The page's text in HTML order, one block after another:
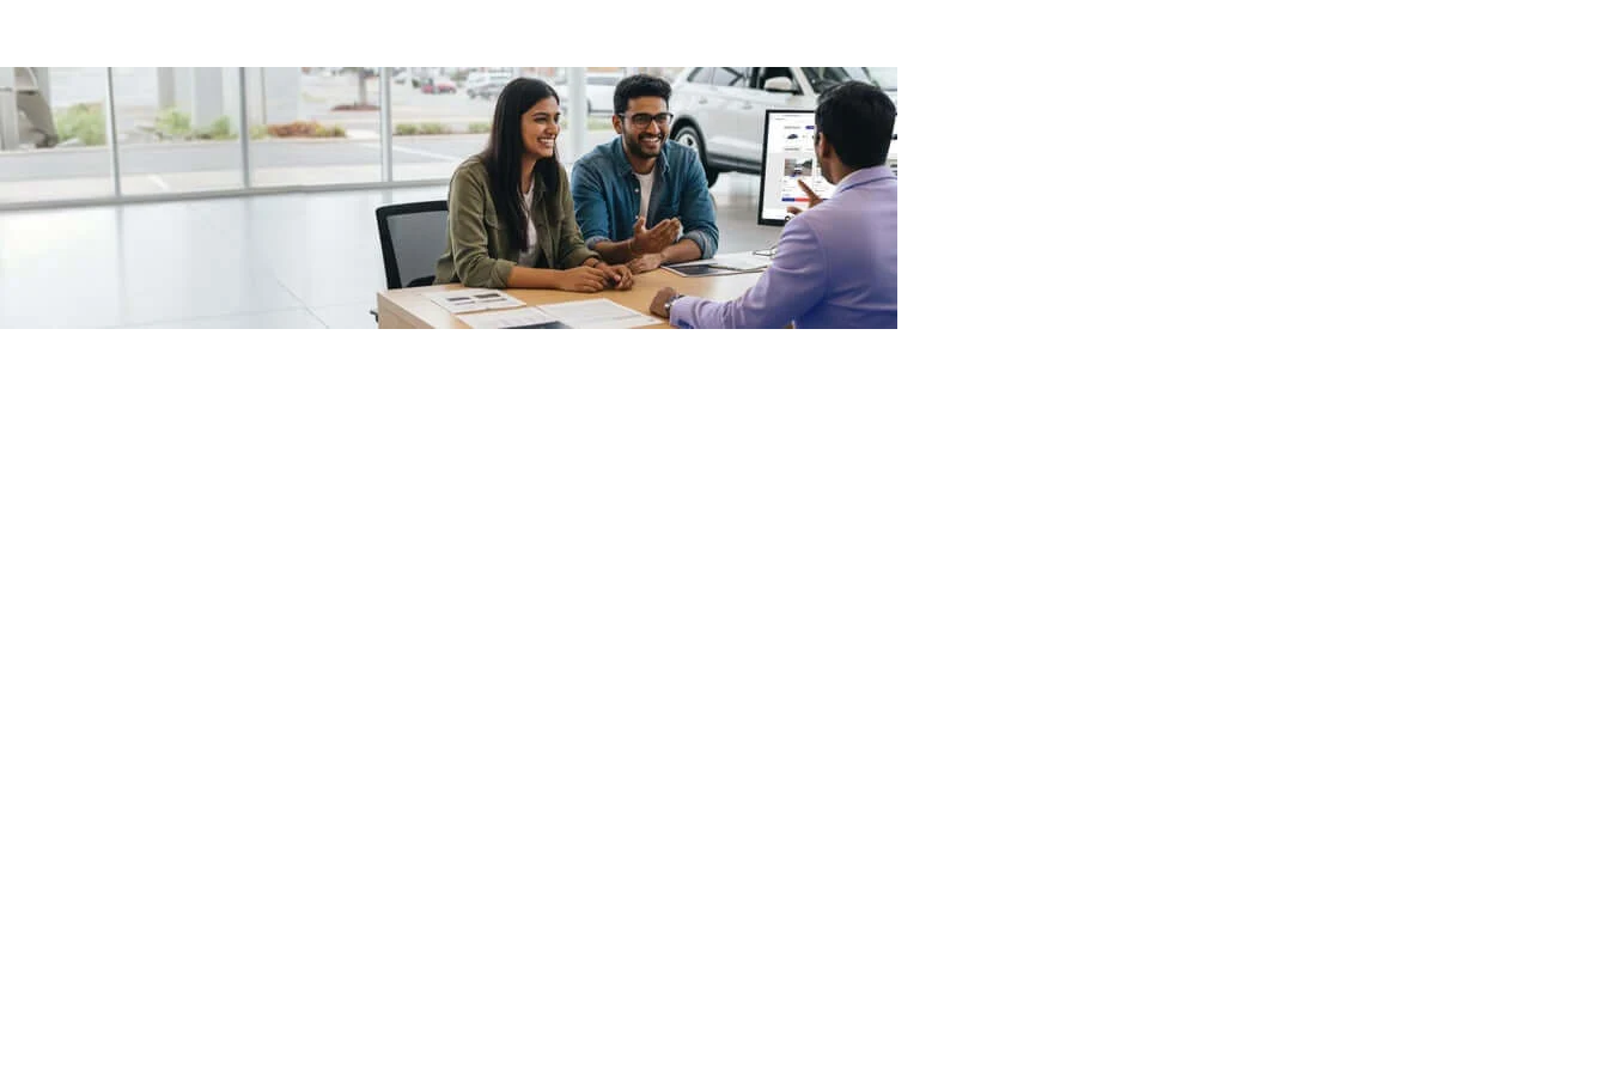
/fragments/plp-details